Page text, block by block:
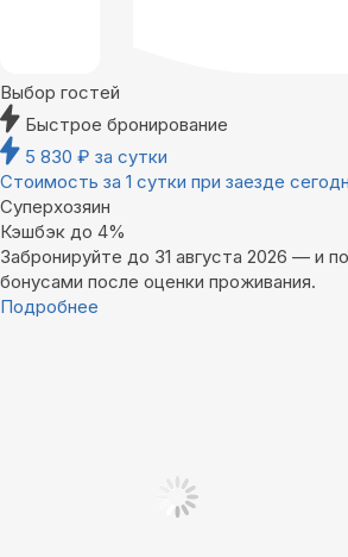
Выбор гостей
Быстрое бронирование
5 830 ₽ за сутки
Стоимость за 1 сутки при заезде
Суперхозяин
Кэшбэк до 4%
Забронируйте до 31 августа 2026 — и
бонусами после оценки проживания.
Подробнее